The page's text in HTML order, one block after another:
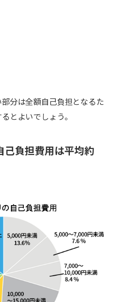
分は全額自己負担となるた
とよいでしょう。
己負担費用は平均約